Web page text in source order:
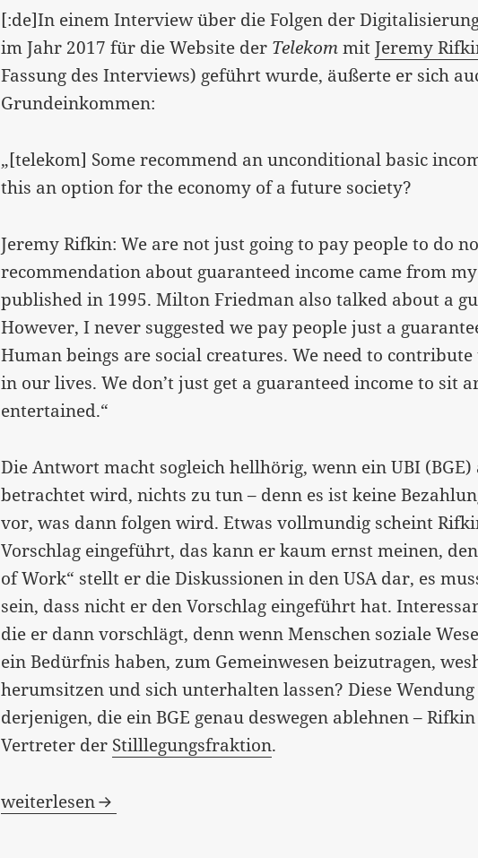
[:de]In einem Interview über die Folgen der
im Jahr 2017 für die Website der TelekommitJeremy
Fassung des Interviews) geführt wurde, äußerte er sich
Grundeinkommen:
„[telekom] Some recommend an unconditional basic
this an option for the economy of a future society?
Jeremy Rifkin: We are not just going to pay people to do
recommendation about guaranteed income came from
published in 1995. Milton Friedman also talked about a
However, I never suggested we pay people just a
Human beings are social creatures. We need to
in our lives. We don’t just get a guaranteed income to sit
entertained.“
Die Antwort macht sogleich hellhörig, wenn ein UBI
betrachtet wird, nichts zu tun – denn es ist keine
vor, was dann folgen wird. Etwas vollmundig scheint
Vorschlag eingeführt, das kann er kaum ernst meinen,
of Work“ stellt er die Diskussionen in den USA dar, es
sein, dass nicht er den Vorschlag eingeführt hat.
die er dann vorschlägt, denn wenn Menschen soziale
ein Bedürfnis haben, zum Gemeinwesen beizutragen,
herumsitzen und sich unterhalten lassen? Diese
derjenigen, die ein BGE genau deswegen ablehnen –
Vertreter der Stilllegungsfraktion.
[:de]Jeremy Rifkin – Mitglied der
weiterlesen